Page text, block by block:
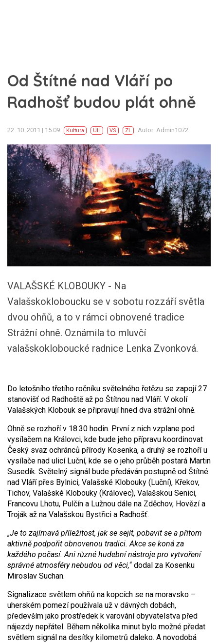
Od Štítné nad Vláří po
Radhošť budou plát ohně
22. 10. 2011 | 15:09 Kultura UH VS ZL Autor: Admin1072
VALAŠSKÉ KLOBOUKY - Na
Valašskokloboucku se v sobotu rozzáří světla
dvou ohňů, a to v rámci obnovené tradice
Strážní ohně. Oznámila to mluvčí
valašskokloboucké radnice Lenka Zvonková.
Do letošního třetího ročníku světelného řetězu se zapojí 27
stanovišť od Radhoště až po Štítnou nad Vláří. V okolí
Valašských Klobouk se připravují hned dva strážní ohně.
Ohně se rozhoří v 18.30 hodin. První z nich vzplane pod
vysílačem na Královci, kde bude jeho přípravu koordinovat
Český svaz ochránců přírody Kosenka, a druhý se rozhoří u
vysílače nad ulicí Luční, kde se o jeho průběh postará Martin
Susedík. Světelný signál bude předáván postupně od Štítné
nad Vláří přes Bylnici, Valašské Klobouky (Luční), Křekov,
Tichov, Valašské Klobouky (Královec), Valašskou Senici,
Francovu Lhotu, Pulčín a Lužnou dále na Zděchov, Hovězí a
Troják až na Valašskou Bystřici a Radhošť.
„Je to zajímavá příležitost, jak se sejít, pobavit se a přitom
aktivně podpořit obnovenou tradici. Akce se koná za
každého počasí. Ani různé hudební nástroje pro vytvoření
správné atmosféry nebudou od věci,“ dodal za Kosenku
Miroslav Suchan.
Signalizace světlem ohňů na kopcích se na moravsko –
uherském pomezí používala už v dávných dobách,
především jako prostředek k varování obyvatelstva před
nájezdy nepřátel. Během několika minut bylo možné předat
světlem signál na desítky kilometrů daleko. A novodobá